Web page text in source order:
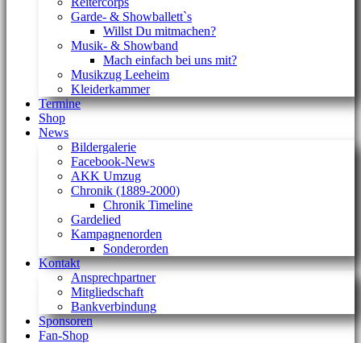
Garde- & Showballett`s
Willst Du mitmachen?
Musik- & Showband
Mach einfach bei uns mit?
Musikzug Leeheim
Kleiderkammer
Termine
Shop
News
Bildergalerie
Facebook-News
AKK Umzug
Chronik (1889-2000)
Chronik Timeline
Gardelied
Kampagnenorden
Sonderorden
Kontakt
Ansprechpartner
Mitgliedschaft
Bankverbindung
Sponsoren
Fan-Shop